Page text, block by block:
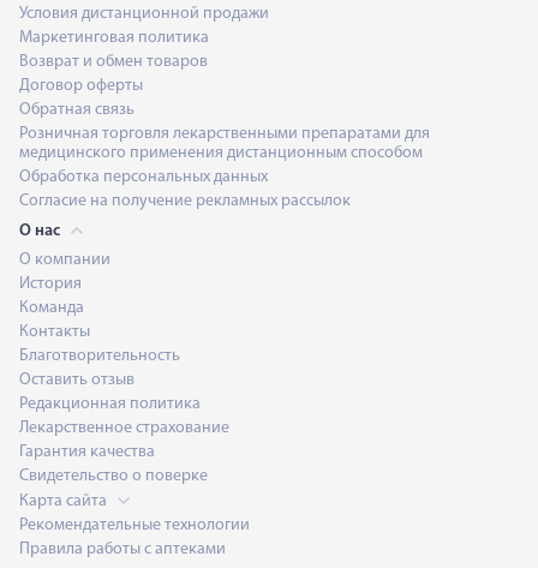
Условия дистанционной продажи
Маркетинговая политика
Возврат и обмен товаров
Договор оферты
Обратная связь
Розничная торговля лекарственными препаратами для
медицинского применения дистанционным способом
Обработка персональных данных
Согласие на получение рекламных рассылок
О нас
О компании
История
Команда
Контакты
Благотворительность
Оставить отзыв
Редакционная политика
Лекарственное страхование
Гарантия качества
Свидетельство о поверке
Карта сайта
Рекомендательные технологии
Правила работы с аптеками